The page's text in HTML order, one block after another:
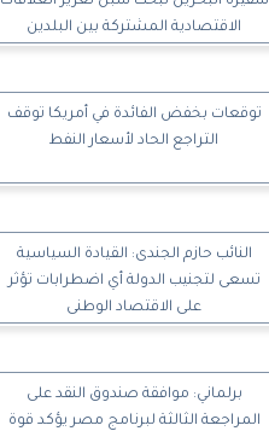
الاقتصادية المشتركة بين البلدين
توقعات بخفض الفائدة في أمريكا توقف
التراجع الحاد لأسعار النفط
النائب حازم الجندى: القيادة السياسية
تسعى لتجنيب الدولة أي اضطرابات تؤثر
على الاقتصاد الوطنى
برلماني: موافقة صندوق النقد على
المراجعة الثالثة لبرنامج مصر يؤكد قوة